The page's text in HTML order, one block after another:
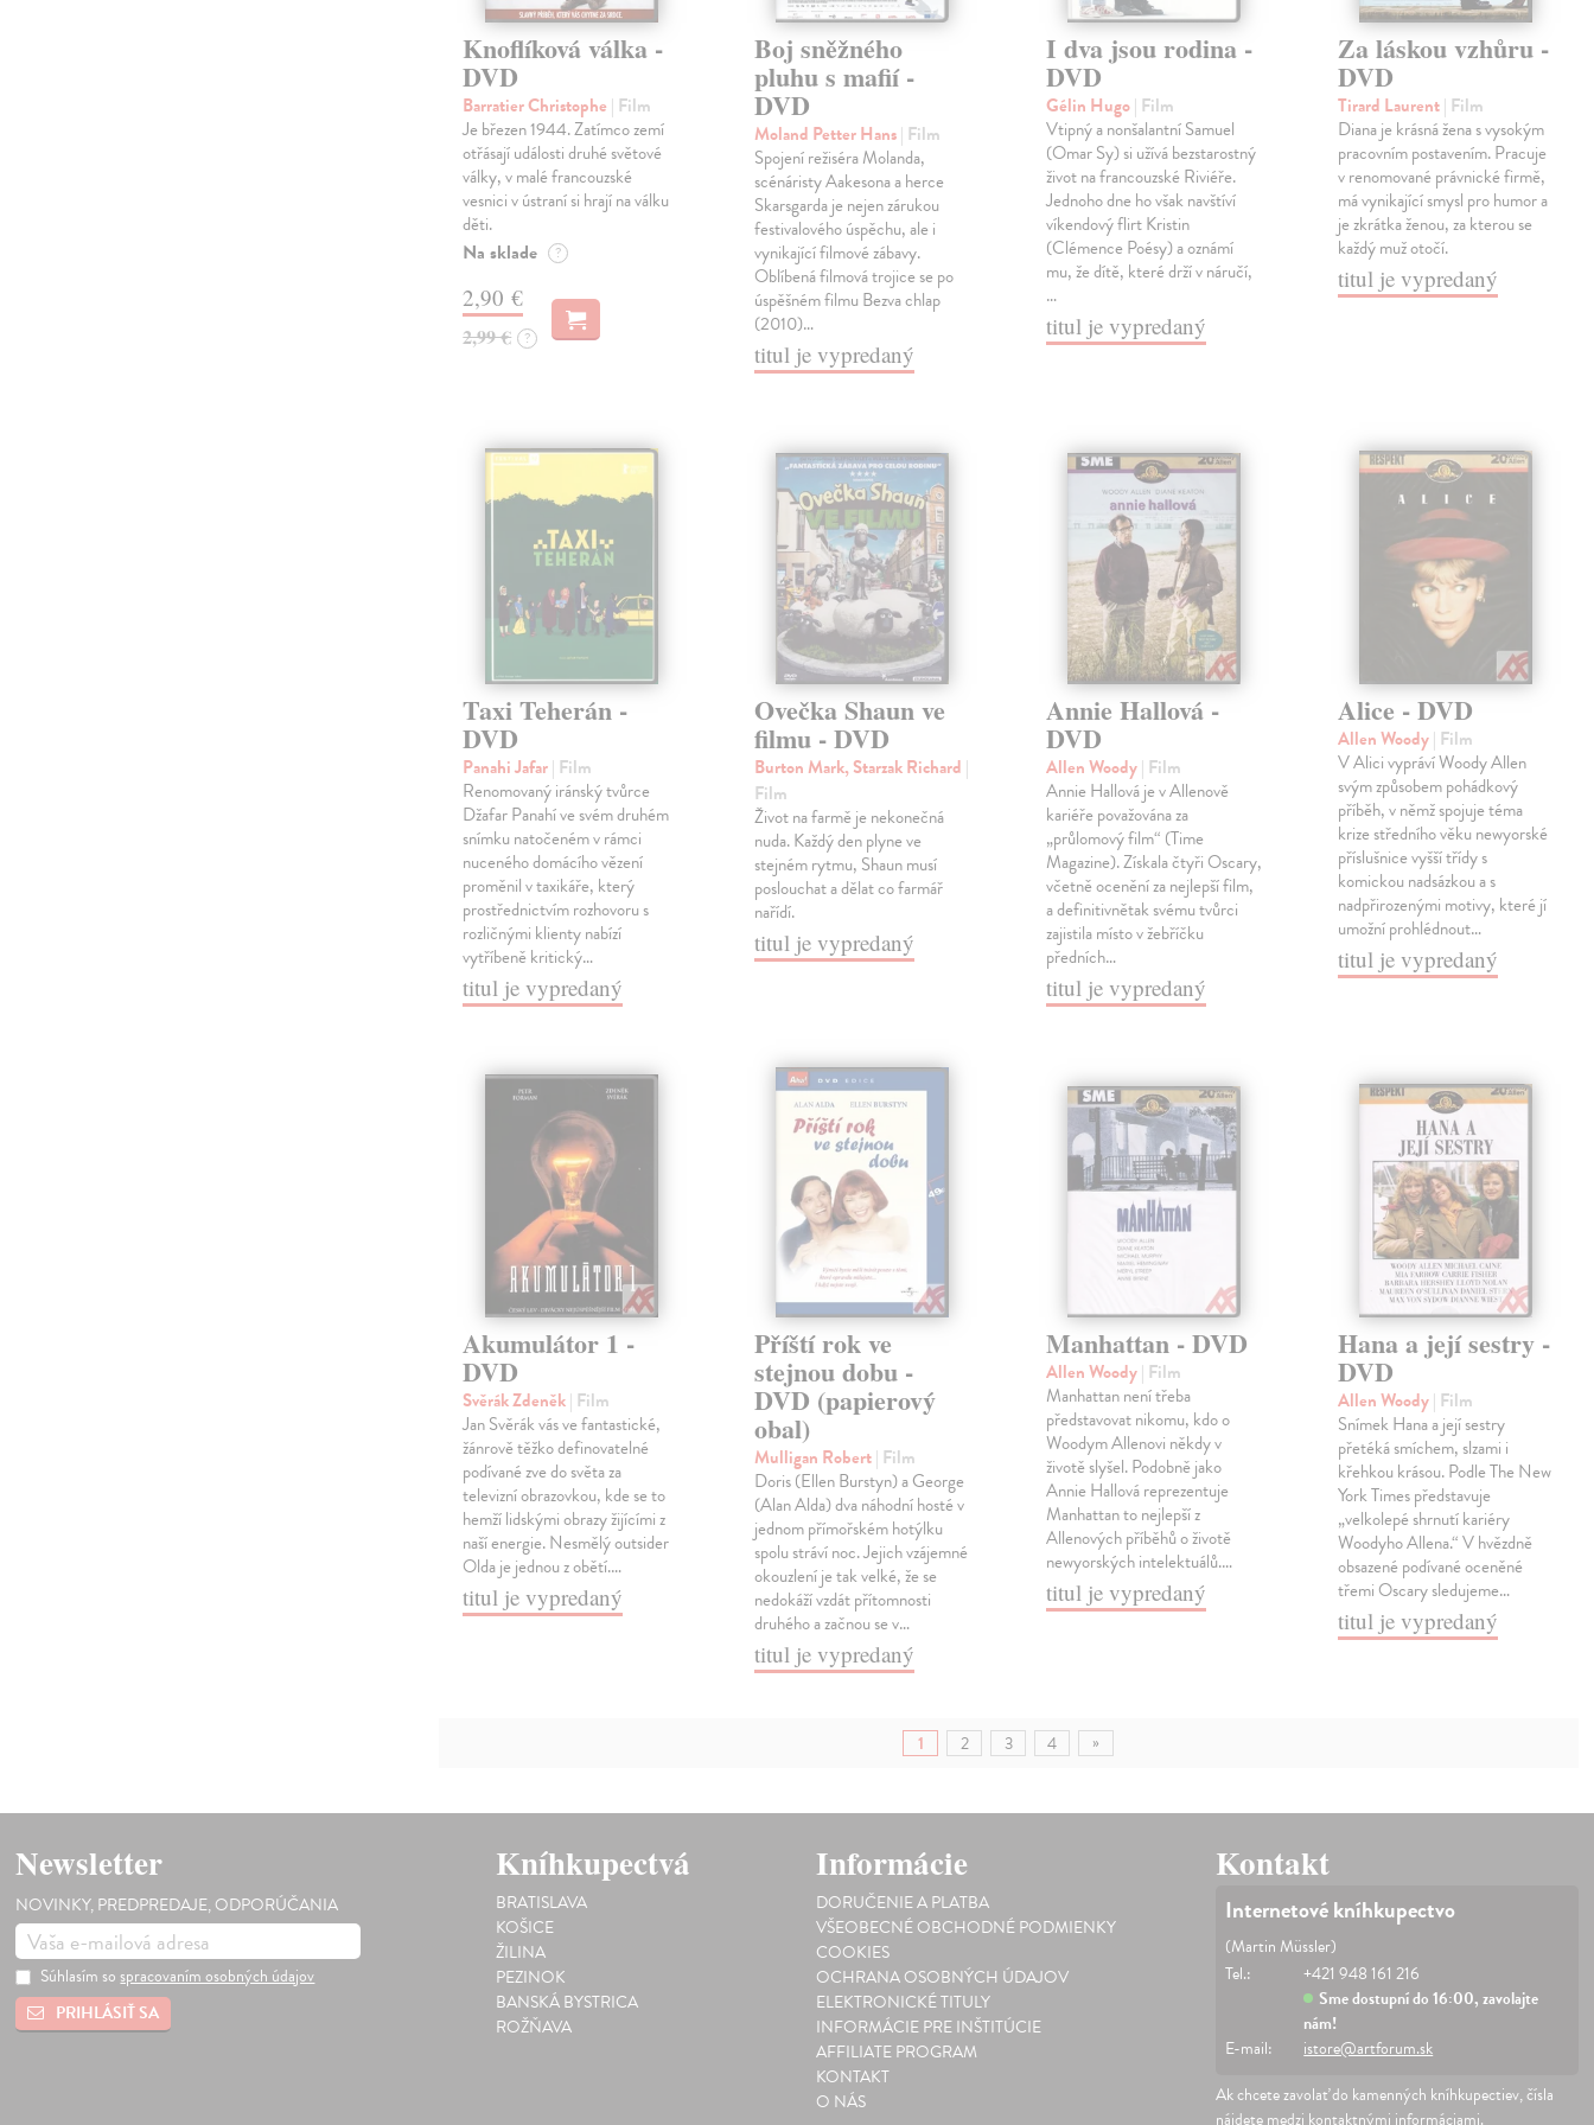
Knoflíková válka -
DVD
Barratier Christophe | Film
Je březen 1944. Zatímco zemí
otřásají události druhé světové
války, v malé francouzské
vesnici v ústraní si hrají na válku
děti.
Na sklade ?
2,90 €
2,99 € ?
Boj sněžného
pluhu s mafií -
DVD
Moland Petter Hans| Film
Spojení režiséra Molanda,
scénáristy Aakesona a herce
Skarsgarda je nejen zárukou
festivalového úspěchu, ale i
vynikající filmové zábavy.
Oblíbená filmová trojice se po
úspěšném filmu Bezva chlap
(2010)…
titul je vypredaný
I dva jsou rodina -
DVD
Gélin Hugo| Film
Vtipný a nonšalantní Samuel
(Omar Sy) si užívá bezstarostný
život na francouzské Riviéře.
Jednoho dne ho však navštíví
víkendový flirt Kristin
(Clémence Poésy) a oznámí
mu, že dítě, které drží v náručí,
…
titul je vypredaný
Za láskou vzhůru -
DVD
Tirard Laurent| Film
Diana je krásná žena s vysokým
pracovním postavením. Pracuje
v renomované právnické firmě,
má vynikající smysl pro humor a
je zkrátka ženou, za kterou se
každý muž otočí.
titul je vypredaný
Taxi Teherán -
DVD
Panahi Jafar| Film
Renomovaný iránský tvůrce
Džafar Panahí ve svém druhém
snímku natočeném v rámci
nuceného domácího vězení
proměnil v taxikáře, který
prostřednictvím rozhovoru s
rozličnými klienty nabízí
vytříbeně kritický…
titul je vypredaný
Ovečka Shaun ve
filmu - DVD
Burton Mark, Starzak Richard |
Film
Život na farmě je nekonečná
nuda. Každý den plyne ve
stejném rytmu, Shaun musí
poslouchat a dělat co farmář
nařídí.
titul je vypredaný
Annie Hallová -
DVD
Allen Woody| Film
Annie Hallová je v Allenově
kariéře považována za
„průlomový film“ (Time
Magazine). Získala čtyři Oscary,
včetně ocenění za nejlepší film,
a definitivnětak svému tvůrci
zajistila místo v žebříčku
předních…
titul je vypredaný
Alice - DVD
Allen Woody| Film
V Alici vypráví Woody Allen
svým způsobem pohádkový
příběh, v němž spojuje téma
krize středního věku newyorské
příslušnice vyšší třídy s
komickou nadsázkou a s
nadpřirozenými motivy, které jí
umožní prohlédnout…
titul je vypredaný
Akumulátor 1 -
DVD
Svěrák Zdeněk| Film
Jan Svěrák vás ve fantastické,
žánrově těžko definovatelné
podívané zve do světa za
televizní obrazovkou, kde se to
hemží lidskými obrazy žijícími z
naší energie. Nesmělý outsider
Olda je jednou z obětí.…
titul je vypredaný
Příští rok ve
stejnou dobu -
DVD (papierový
obal)
Mulligan Robert| Film
Doris (Ellen Burstyn) a George
(Alan Alda) dva náhodní hosté v
jednom přímořském hotýlku
spolu stráví noc. Jejich vzájemné
okouzlení je tak velké, že se
nedokáží vzdát přítomnosti
druhého a začnou se v…
titul je vypredaný
Manhattan - DVD
Allen Woody| Film
Manhattan není třeba
představovat nikomu, kdo o
Woodym Allenovi někdy v
životě slyšel. Podobně jako
Annie Hallová reprezentuje
Manhattan to nejlepší z
Allenových příběhů o životě
newyorských intelektuálů.…
titul je vypredaný
Hana a její sestry -
DVD
Allen Woody| Film
Snímek Hana a její sestry
přetéká smíchem, slzami i
křehkou krásou. Podle The New
York Times představuje
„velkolepé shrnutí kariéry
Woodyho Allena.“ V hvězdně
obsazené podívané oceněné
třemi Oscary sledujeme…
titul je vypredaný
1 2 3 4 »
Newsletter
NOVINKY, PREDPREDAJE, ODPORÚČANIA
Súhlasím sospracovaním osobných údajov
PRIHLÁSIŤ SA
Kníhkupectvá
BRATISLAVA
KOŠICE
ŽILINA
PEZINOK
BANSKÁ BYSTRICA
ROŽŇAVA
Informácie
DORUČENIE A PLATBA
VŠEOBECNÉ OBCHODNÉ PODMIENKY
COOKIES
OCHRANA OSOBNÝCH ÚDAJOV
ELEKTRONICKÉ TITULY
INFORMÁCIE PRE INŠTITÚCIE
AFFILIATE PROGRAM
KONTAKT
O NÁS
Kontakt
Internetové kníhkupectvo
(Martin Müssler)
Tel.:
+421 948 161 216
Sme dostupní do 16:00, zavolajte
nám!
E-mail:
istore@artforum.sk
Ak chcete zavolať do kamenných kníhkupectiev, čísla